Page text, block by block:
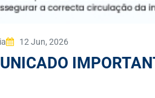
12 Jun, 2026